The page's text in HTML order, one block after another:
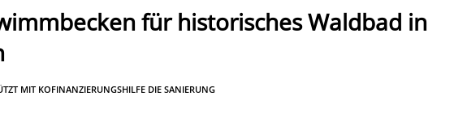
für historisches Waldbad in
MIT KOFINANZIERUNGSHILFE DIE SANIERUNG